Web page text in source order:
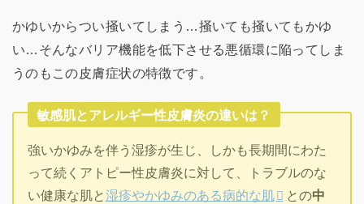
かゆいからつい掻いてしまう…掻いても掻いてもかゆ
い…そんなバリア機能を低下させる悪循環に陥ってしま
うのもこの皮膚症状の特徴です。
敏感肌とアレルギー性皮膚炎の違いは？
強いかゆみを伴う湿疹が生じ、しかも長期間にわた
って続くアトピー性皮膚炎に対して、トラブルのな
い健康な肌と湿疹やかゆみのある病的な肌 との中